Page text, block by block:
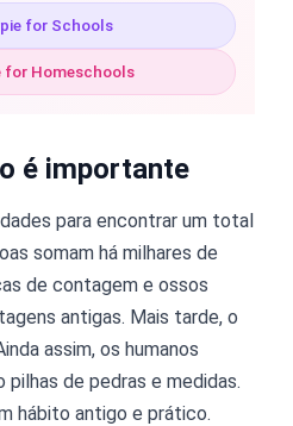
for Schools
for Homeschools
é importante
para encontrar um total
somam há milhares de
de contagem e ossos
antigas. Mais tarde, o
assim, os humanos
pilhas de pedras e medidas.
hábito antigo e prático.